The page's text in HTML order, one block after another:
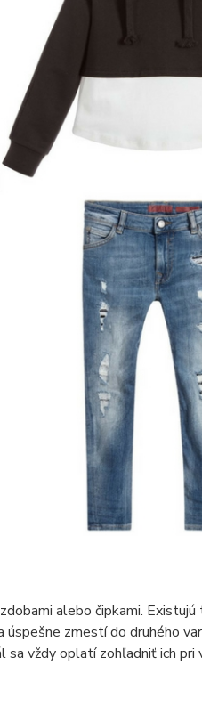
alebo čipkami.
úspešne zmestí do druhého
vždy oplatí zohľadniť ich pri